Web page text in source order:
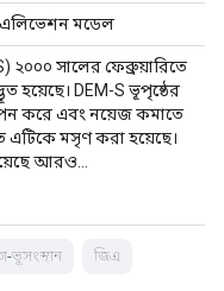
এলিভেশন মডেল
সালের ফেব্রুয়ারিতে
হয়েছে। DEM-S ভূপৃষ্ঠের
করে এবং নয়েজ কমাতে
মসৃণ করা হয়েছে।
আরও…
ভূসংস্থান জিএ